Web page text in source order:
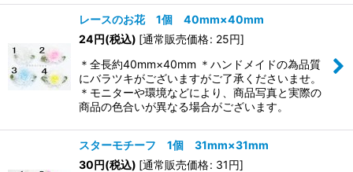
レースのお花 1個 40mm×40mm
24円(税込) [通常販売価格: 25円]
＊全長約40mm×40mm ＊ハンドメイドの為品質
にバラツキがございますがご了承くださいませ。
＊モニターや環境などにより、商品写真と実際の
商品の色合いが異なる場合がございます。
スターモチーフ 1個 31mm×31mm
30円(税込) [通常販売価格: 31円]